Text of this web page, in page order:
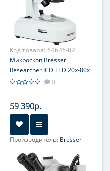
Код товара: 64646-02
Микроскоп Bresser
Researcher ICD LED 20x-80x
0
59 390р.
Производитель: Bresser
Увеличение, крат:20; 40;